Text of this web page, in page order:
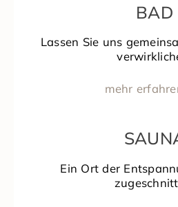
BAD
Lassen Sie uns
mehr
Ein Ort der